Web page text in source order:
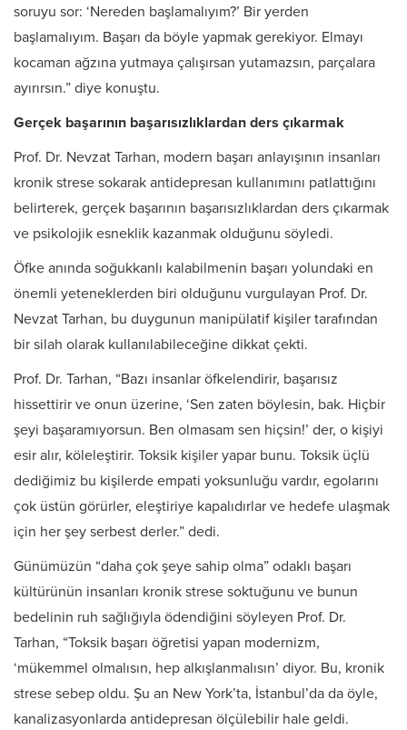
soruyu sor: ‘Nereden başlamalıyım?’ Bir yerden
başlamalıyım. Başarı da böyle yapmak gerekiyor. Elmayı
kocaman ağzına yutmaya çalışırsan yutamazsın, parçalara
ayırırsın.” diye konuştu.
Gerçek başarının başarısızlıklardan ders çıkarmak
Prof. Dr. Nevzat Tarhan, modern başarı anlayışının insanları
kronik strese sokarak antidepresan kullanımını patlattığını
belirterek, gerçek başarının başarısızlıklardan ders çıkarmak
ve psikolojik esneklik kazanmak olduğunu söyledi.
Öfke anında soğukkanlı kalabilmenin başarı yolundaki en
önemli yeteneklerden biri olduğunu vurgulayan Prof. Dr.
Nevzat Tarhan, bu duygunun manipülatif kişiler tarafından
bir silah olarak kullanılabileceğine dikkat çekti.
Prof. Dr. Tarhan, “Bazı insanlar öfkelendirir, başarısız
hissettirir ve onun üzerine, ‘Sen zaten böylesin, bak. Hiçbir
şeyi başaramıyorsun. Ben olmasam sen hiçsin!’ der, o kişiyi
esir alır, köleleştirir. Toksik kişiler yapar bunu. Toksik üçlü
dediğimiz bu kişilerde empati yoksunluğu vardır, egolarını
çok üstün görürler, eleştiriye kapalıdırlar ve hedefe ulaşmak
için her şey serbest derler.” dedi.
Günümüzün “daha çok şeye sahip olma” odaklı başarı
kültürünün insanları kronik strese soktuğunu ve bunun
bedelinin ruh sağlığıyla ödendiğini söyleyen Prof. Dr.
Tarhan, “Toksik başarı öğretisi yapan modernizm,
‘mükemmel olmalısın, hep alkışlanmalısın’ diyor. Bu, kronik
strese sebep oldu. Şu an New York’ta, İstanbul’da da öyle,
kanalizasyonlarda antidepresan ölçülebilir hale geldi.